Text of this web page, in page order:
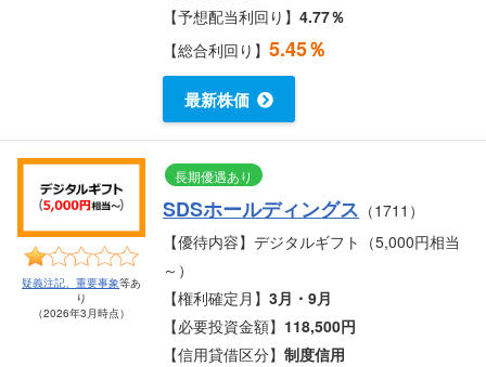
【予想配当利回り】4.77％
【総合利回り】5.45％
最新株価
疑義注記、重要事象等あ
り
（2026年3月時点）
長期優遇あり
SDSホールディングス （1711）
【優待内容】デジタルギフト（5,000円相当
～）
【権利確定月】3月・9月
【必要投資金額】 118,500円
【信用貸借区分】制度信用